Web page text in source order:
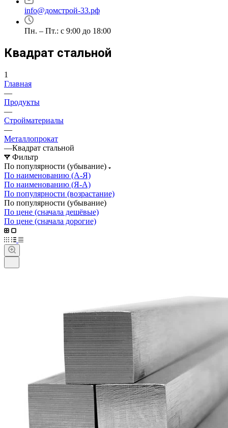
info@домстрой-33.рф
Пн. – Пт.: с 9:00 до 18:00
Квадрат стальной
1
Главная
—
Продукты
—
Стройматериалы
—
Металлопрокат
—Квадрат стальной
Фильтр
По популярности (убывание)
По наименованию (А-Я)
По наименованию (Я-А)
По популярности (возрастание)
По популярности (убывание)
По цене (сначала дешёвые)
По цене (сначала дорогие)